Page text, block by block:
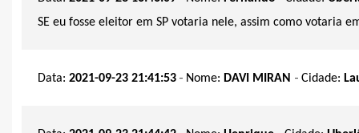
SE eu fosse eleitor em SP votaria nele, assim como votaria
Data: 2021-09-23 21:41:53 - Nome: DAVI MIRAN - Cidade: